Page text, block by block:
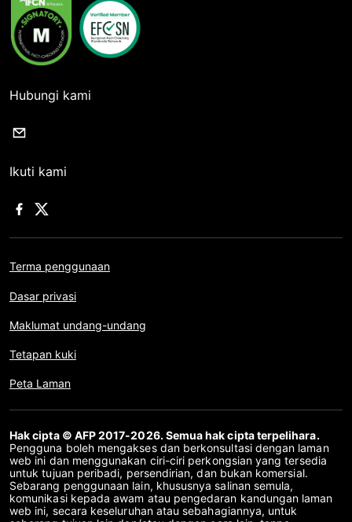
Hubungi kami
Ikuti kami
Terma penggunaan
Dasar privasi
Maklumat undang-undang
Tetapan kuki
Peta Laman
Hak cipta © AFP 2017-2026. Semua hak cipta terpelihara.
Pengguna boleh mengakses dan berkonsultasi dengan laman
web ini dan menggunakan ciri-ciri perkongsian yang tersedia
untuk tujuan peribadi, persendirian, dan bukan komersial.
Sebarang penggunaan lain, khususnya salinan semula,
komunikasi kepada awam atau pengedaran kandungan laman
web ini, secara keseluruhan atau sebahagiannya, untuk